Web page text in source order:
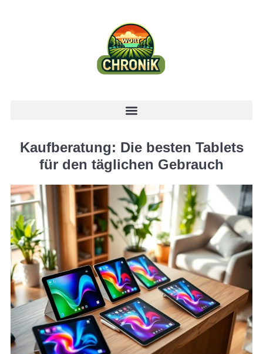
Kaufberatung: Die besten Tablets
für den täglichen Gebrauch